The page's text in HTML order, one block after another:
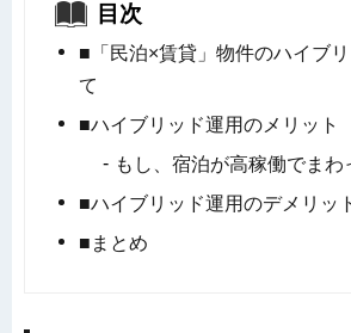
目次
■「民泊×賃貸」物件のハイブ
て
■ハイブリッド運用のメリット
もし、宿泊が高稼働でまわ
■ハイブリッド運用のデメリッ
■まとめ